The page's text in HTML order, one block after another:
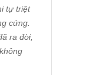
tự triệt
cứng.
ra đời,